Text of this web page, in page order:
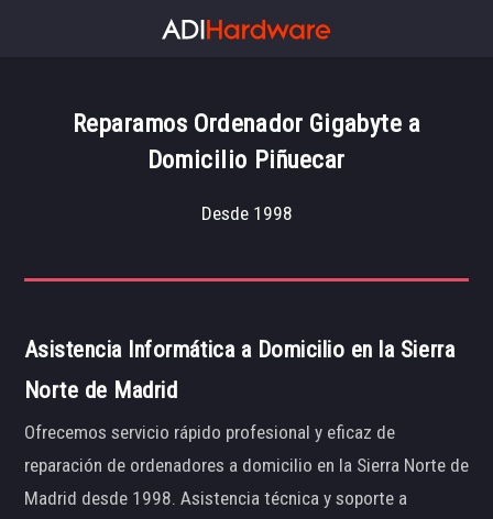
Reparamos Ordenador Gigabyte a
Domicilio Piñuecar
Desde 1998
Asistencia Informática a Domicilio en la Sierra
Norte de Madrid
Ofrecemos servicio rápido profesional y eficaz de
reparación de ordenadores a domicilio en la Sierra Norte de
Madrid desde 1998. Asistencia técnica y soporte a